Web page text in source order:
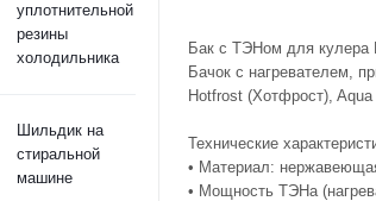
уплотнительной
резины
холодильника
Шильдик на
стиральной
машине
Бак с ТЭНом для кулера
Бачок с нагревателем,
Hotfrost (Хотфрост),
Технические
• Материал:
• Мощность ТЭНа